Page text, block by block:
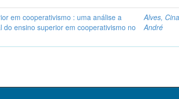
em cooperativismo : uma análise a
do ensino superior em cooperativismo no
Alves,
André